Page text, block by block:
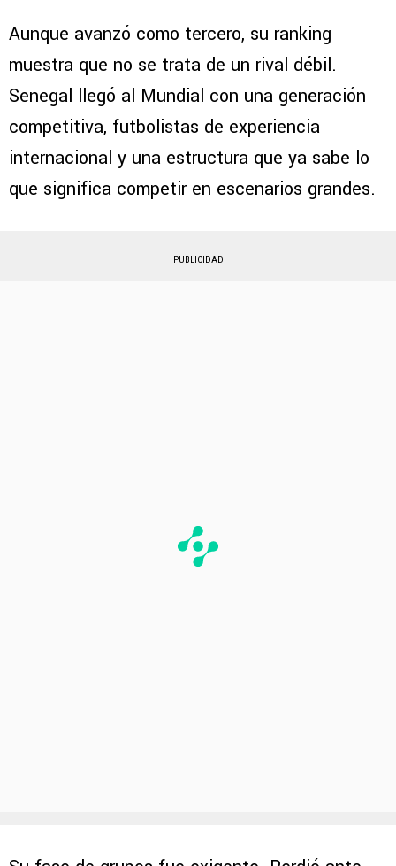
Aunque avanzó como tercero, su ranking
muestra que no se trata de un rival débil.
Senegal llegó al Mundial con una generación
competitiva, futbolistas de experiencia
internacional y una estructura que ya sabe lo
que significa competir en escenarios grandes.
PUBLICIDAD